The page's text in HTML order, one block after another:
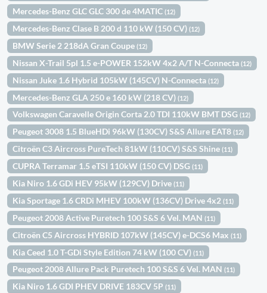
Mercedes-Benz GLC GLC 300 de 4MATIC(12)
Mercedes-Benz Clase B 200 d 110 kW (150 CV)(12)
BMW Serie 2 218dA Gran Coupe(12)
Nissan X-Trail 5pl 1.5 e-POWER 152kW 4x2 A/T N-Connecta(12)
Nissan Juke 1.6 Hybrid 105kW (145CV) N-Connecta(12)
Mercedes-Benz GLA 250 e 160 kW (218 CV)(12)
Volkswagen Caravelle Origin Corta 2.0 TDI 110kW BMT DSG(12)
Peugeot 3008 1.5 BlueHDi 96kW (130CV) S&S Allure EAT8(12)
Citroën C3 Aircross PureTech 81kW (110CV) S&S Shine(11)
CUPRA Terramar 1.5 eTSI 110kW (150 CV) DSG(11)
Kia Niro 1.6 GDi HEV 95kW (129CV) Drive(11)
Kia Sportage 1.6 CRDi MHEV 100kW (136CV) Drive 4x2(11)
Peugeot 2008 Active Puretech 100 S&S 6 Vel. MAN(11)
Citroën C5 Aircross HYBRID 107kW (145CV) e-DCS6 Max(11)
Kia Ceed 1.0 T-GDi Style Edition 74 kW (100 CV)(11)
Peugeot 2008 Allure Pack Puretech 100 S&S 6 Vel. MAN(11)
Kia Niro 1.6 GDI PHEV DRIVE 183CV 5P(11)